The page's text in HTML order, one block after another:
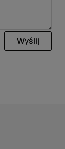
Wyślij